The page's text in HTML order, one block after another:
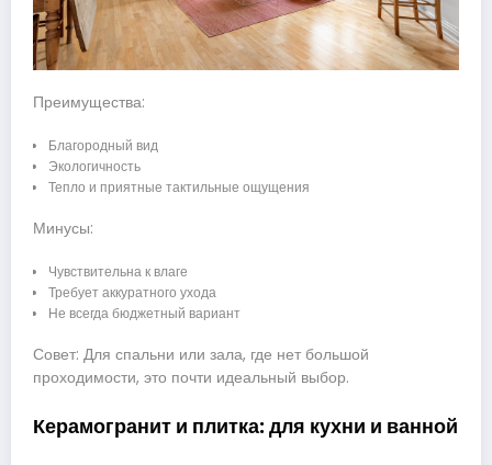
Преимущества:
Благородный вид
Экологичность
Тепло и приятные тактильные ощущения
Минусы:
Чувствительна к влаге
Требует аккуратного ухода
Не всегда бюджетный вариант
Совет: Для спальни или зала, где нет большой
проходимости, это почти идеальный выбор.
Керамогранит и плитка: для кухни и ванной